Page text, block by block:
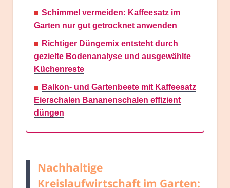
Schimmel vermeiden: Kaffeesatz im
Garten nur gut getrocknet anwenden
Richtiger Düngemix entsteht durch
gezielte Bodenanalyse und ausgewählte
Küchenreste
Balkon- und Gartenbeete mit Kaffeesatz
Eierschalen Bananenschalen effizient
düngen
Nachhaltige
Kreislaufwirtschaft im Garten: